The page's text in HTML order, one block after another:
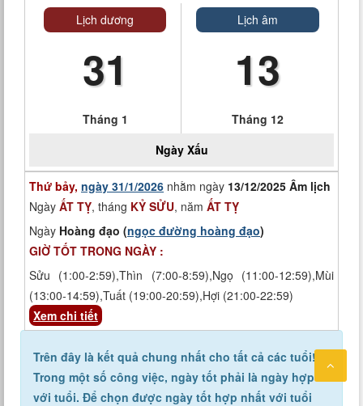
Lịch dương
31
Tháng 1
Lịch âm
13
Tháng 12
Ngày Xấu
Thứ bảy, ngày 31/1/2026 nhằm ngày 13/12/2025 Âm lịch
Ngày ẤT TỴ, tháng KỶ SỬU, năm ẤT TỴ
Ngày Hoàng đạo (ngọc đường hoàng đạo)
GIỜ TỐT TRONG NGÀY :
Sửu (1:00-2:59),Thìn (7:00-8:59),Ngọ (11:00-12:59),Mùi
(13:00-14:59),Tuất (19:00-20:59),Hợi (21:00-22:59)
Xem chi tiết
Trên đây là kết quả chung nhất cho tất cả các tuổi!
Trong một số công việc, ngày tốt phải là ngày hợp
với tuổi. Để chọn được ngày tốt hợp nhất với tuổi